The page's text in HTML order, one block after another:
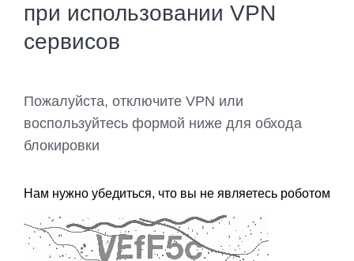
при использовании VPN
сервисов
Пожалуйста, отключите VPN или
воспользуйтесь формой ниже для обхода
блокировки
Нам нужно убедиться, что вы не являетесь роботом